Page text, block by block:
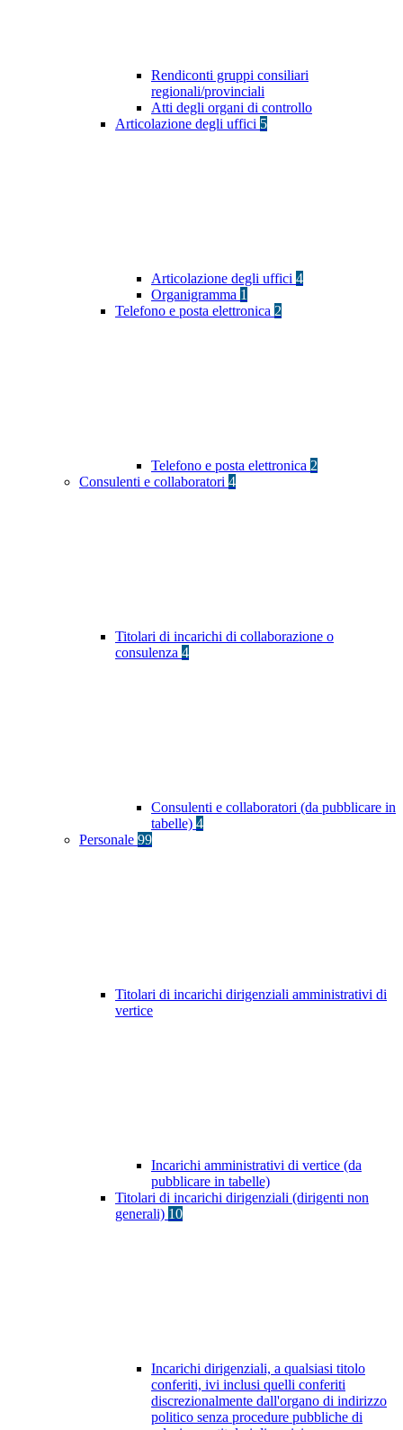
Rendiconti gruppi consiliari
regionali/provinciali
Atti degli organi di controllo
Articolazione degli uffici 5
Articolazione degli uffici 4
Organigramma 1
Telefono e posta elettronica 2
Telefono e posta elettronica 2
Consulenti e collaboratori 4
Titolari di incarichi di collaborazione o
consulenza 4
Consulenti e collaboratori (da pubblicare in
tabelle) 4
Personale 99
Titolari di incarichi dirigenziali amministrativi di
vertice
Incarichi amministrativi di vertice (da
pubblicare in tabelle)
Titolari di incarichi dirigenziali (dirigenti non
generali) 10
Incarichi dirigenziali, a qualsiasi titolo
conferiti, ivi inclusi quelli conferiti
discrezionalmente dall'organo di indirizzo
politico senza procedure pubbliche di